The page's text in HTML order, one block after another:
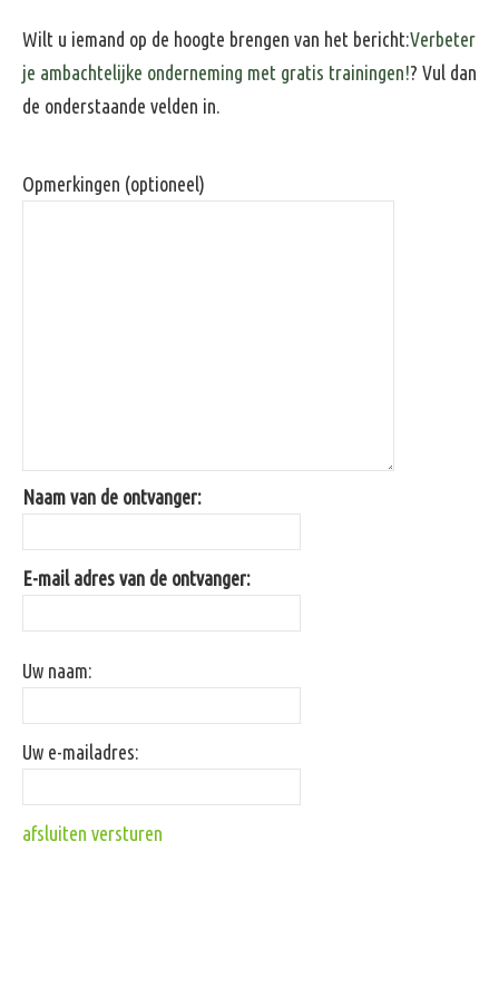
Wilt u iemand op de hoogte brengen van het bericht:Verbeter
je ambachtelijke onderneming met gratis trainingen!? Vul dan
de onderstaande velden in.
Opmerkingen (optioneel)
Naam van de ontvanger:
E-mail adres van de ontvanger:
Uw naam:
Uw e-mailadres:
afsluiten versturen